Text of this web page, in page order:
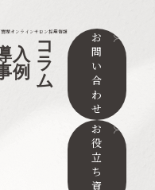
質問オンラインサロン採用情報
入
例
コ
ラ
ム
お
問
い
合
わ
せ
お
役
立
ち
資